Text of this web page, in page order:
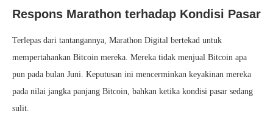
Respons Marathon terhadap Kondisi Pasar
Terlepas dari tantangannya, Marathon Digital bertekad untuk
mempertahankan Bitcoin mereka. Mereka tidak menjual Bitcoin apa
pun pada bulan Juni. Keputusan ini mencerminkan keyakinan mereka
pada nilai jangka panjang Bitcoin, bahkan ketika kondisi pasar sedang
sulit.